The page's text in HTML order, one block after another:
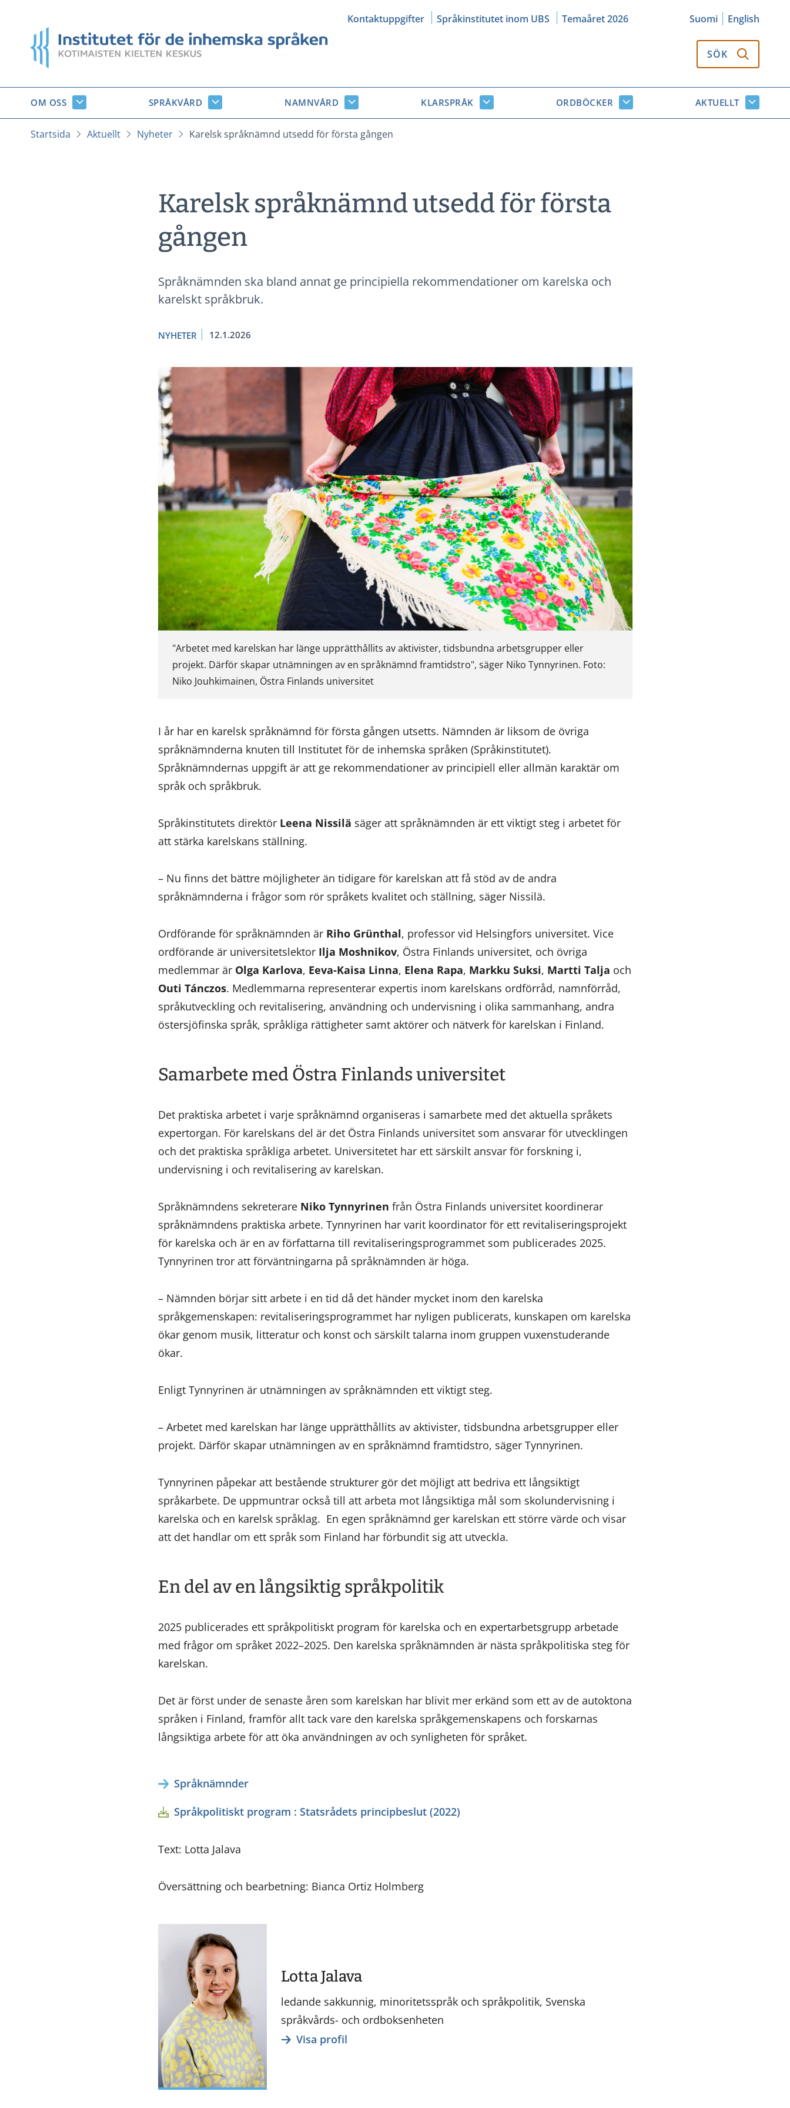
innehåll
Kontaktuppgifter Språkinstitutet inom UBS Temaåret 2026 Suomi
English
Startsida
SÖK
OM OSS
Om
oss
undersidor
SPRÅKVÅRD
Språkvård
undersidor
NAMNVÅRD
Namnvård
undersidor
KLARSPRÅK
Klarspråk
undersidor
ORDBÖCKER
Ordböcker
undersidor
AKTUELLT
Aktuellt
Startsida
Aktuellt Nyheter Karelsk språknämnd utsedd för första gången
Karelsk språknämnd utsedd för första
gången
Språknämnden ska bland annat ge principiella rekommendationer om karelska och
karelskt språkbruk.
NYHETER 12.1.2026
"Arbetet med karelskan har länge upprätthållits av aktivister, tidsbundna arbetsgrupper eller
projekt. Därför skapar utnämningen av en språknämnd framtidstro", säger Niko Tynnyrinen. Foto:
Niko Jouhkimainen, Östra Finlands universitet
I år har en karelsk språknämnd för första gången utsetts. Nämnden är liksom de övriga
språknämnderna knuten till Institutet för de inhemska språken (Språkinstitutet).
Språknämndernas uppgift är att ge rekommendationer av principiell eller allmän karaktär om
språk och språkbruk.
Språkinstitutets direktör Leena Nissilä säger att språknämnden är ett viktigt steg i arbetet för
att stärka karelskans ställning.
– Nu finns det bättre möjligheter än tidigare för karelskan att få stöd av de andra
språknämnderna i frågor som rör språkets kvalitet och ställning, säger Nissilä.
Ordförande för språknämnden är Riho Grünthal, professor vid Helsingfors universitet. Vice
ordförande är universitetslektor Ilja Moshnikov, Östra Finlands universitet, och övriga
medlemmar är Olga Karlova, Eeva-Kaisa Linna, Elena Rapa, Markku Suksi, Martti Talja och
Outi Tánczos. Medlemmarna representerar expertis inom karelskans ordförråd, namnförråd,
språkutveckling och revitalisering, användning och undervisning i olika sammanhang, andra
östersjöfinska språk, språkliga rättigheter samt aktörer och nätverk för karelskan i Finland.
Samarbete med Östra Finlands universitet
Det praktiska arbetet i varje språknämnd organiseras i samarbete med det aktuella språkets
expertorgan. För karelskans del är det Östra Finlands universitet som ansvarar för utvecklingen
och det praktiska språkliga arbetet. Universitetet har ett särskilt ansvar för forskning i,
undervisning i och revitalisering av karelskan.
Språknämndens sekreterare Niko Tynnyrinen från Östra Finlands universitet koordinerar
språknämndens praktiska arbete. Tynnyrinen har varit koordinator för ett revitaliseringsprojekt
för karelska och är en av författarna till revitaliseringsprogrammet som publicerades 2025.
Tynnyrinen tror att förväntningarna på språknämnden är höga.
– Nämnden börjar sitt arbete i en tid då det händer mycket inom den karelska
språkgemenskapen: revitaliseringsprogrammet har nyligen publicerats, kunskapen om karelska
ökar genom musik, litteratur och konst och särskilt talarna inom gruppen vuxenstuderande
ökar.
Enligt Tynnyrinen är utnämningen av språknämnden ett viktigt steg.
– Arbetet med karelskan har länge upprätthållits av aktivister, tidsbundna arbetsgrupper eller
projekt. Därför skapar utnämningen av en språknämnd framtidstro, säger Tynnyrinen.
Tynnyrinen påpekar att bestående strukturer gör det möjligt att bedriva ett långsiktigt
språkarbete. De uppmuntrar också till att arbeta mot långsiktiga mål som skolundervisning i
karelska och en karelsk språklag. En egen språknämnd ger karelskan ett större värde och visar
att det handlar om ett språk som Finland har förbundit sig att utveckla.
En del av en långsiktig språkpolitik
2025 publicerades ett språkpolitiskt program för karelska och en expertarbetsgrupp arbetade
med frågor om språket 2022–2025. Den karelska språknämnden är nästa språkpolitiska steg för
karelskan.
Det är först under de senaste åren som karelskan har blivit mer erkänd som ett av de autoktona
språken i Finland, framför allt tack vare den karelska språkgemenskapens och forskarnas
långsiktiga arbete för att öka användningen av och synligheten för språket.
Språknämnder
Språkpolitiskt program : Statsrådets principbeslut (2022)
Text: Lotta Jalava
Översättning och bearbetning: Bianca Ortiz Holmberg
Lotta Jalava
ledande sakkunnig, minoritetsspråk och språkpolitik, Svenska
språkvårds- och ordboksenheten
Visa profil